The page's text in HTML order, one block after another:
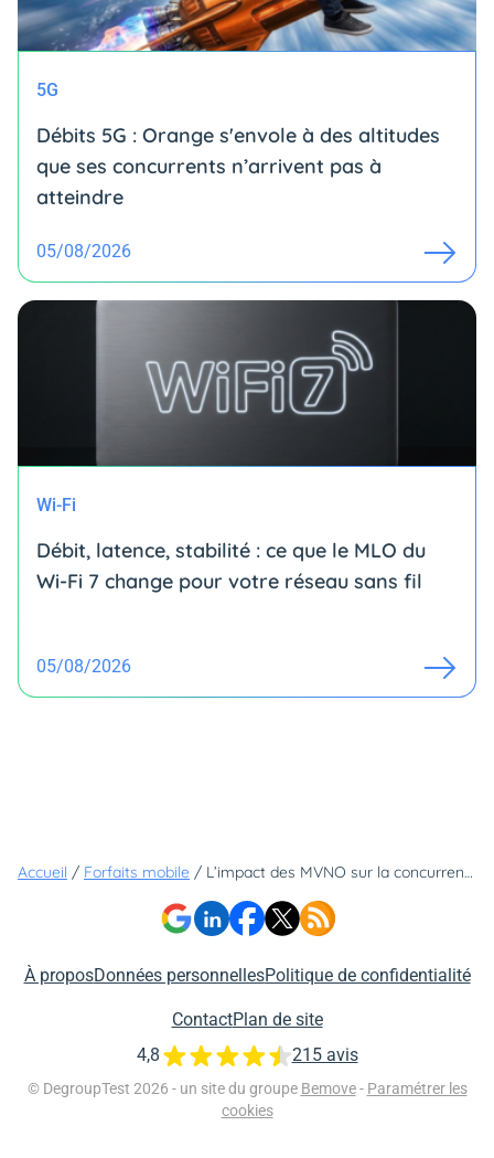
5G
Débits 5G : Orange s'envole à des altitudes
que ses concurrents n’arrivent pas à
atteindre
05/08/2026
Wi-Fi
Débit, latence, stabilité : ce que le MLO du
Wi-Fi 7 change pour votre réseau sans fil
05/08/2026
Accueil / Forfaits mobile / L’impact des MVNO sur la concurrence : comment YouPrice bouleverse le marché des forfaits low-cost ?
À proposDonnées personnellesPolitique de confidentialité
ContactPlan de site
© DegroupTest 2026 - un site du groupe Bemove - Paramétrer les
cookies
4,8 215 avis